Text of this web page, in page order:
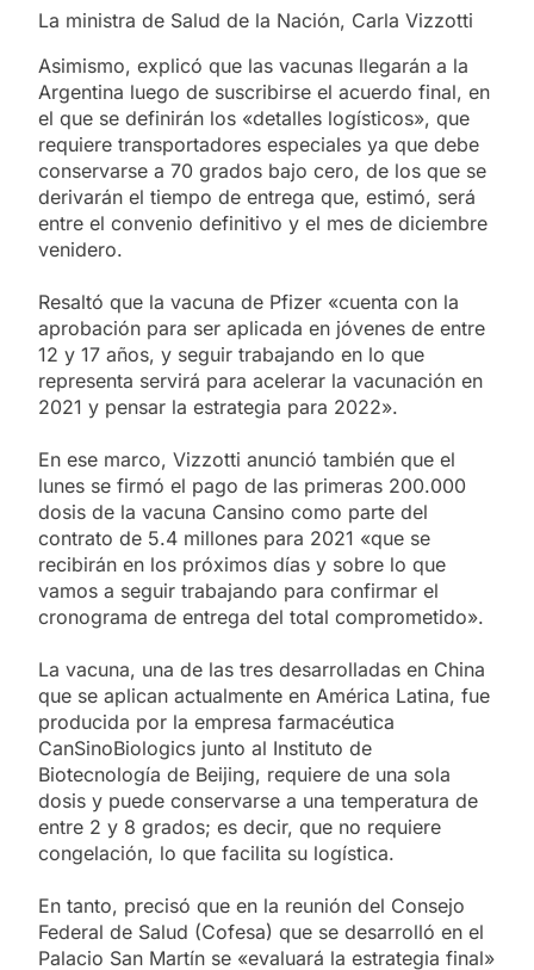
La ministra de Salud de la Nación, Carla Vizzotti
Asimismo, explicó que las vacunas llegarán a la
Argentina luego de suscribirse el acuerdo final, en
el que se definirán los «detalles logísticos», que
requiere transportadores especiales ya que debe
conservarse a 70 grados bajo cero, de los que se
derivarán el tiempo de entrega que, estimó, será
entre el convenio definitivo y el mes de diciembre
venidero.
Resaltó que la vacuna de Pfizer «cuenta con la
aprobación para ser aplicada en jóvenes de entre
12 y 17 años, y seguir trabajando en lo que
representa servirá para acelerar la vacunación en
2021 y pensar la estrategia para 2022».
En ese marco, Vizzotti anunció también que el
lunes se firmó el pago de las primeras 200.000
dosis de la vacuna Cansino como parte del
contrato de 5.4 millones para 2021 «que se
recibirán en los próximos días y sobre lo que
vamos a seguir trabajando para confirmar el
cronograma de entrega del total comprometido».
La vacuna, una de las tres desarrolladas en China
que se aplican actualmente en América Latina, fue
producida por la empresa farmacéutica
CanSinoBiologics junto al Instituto de
Biotecnología de Beijing, requiere de una sola
dosis y puede conservarse a una temperatura de
entre 2 y 8 grados; es decir, que no requiere
congelación, lo que facilita su logística.
En tanto, precisó que en la reunión del Consejo
Federal de Salud (Cofesa) que se desarrolló en el
Palacio San Martín se «evaluará la estrategia final»